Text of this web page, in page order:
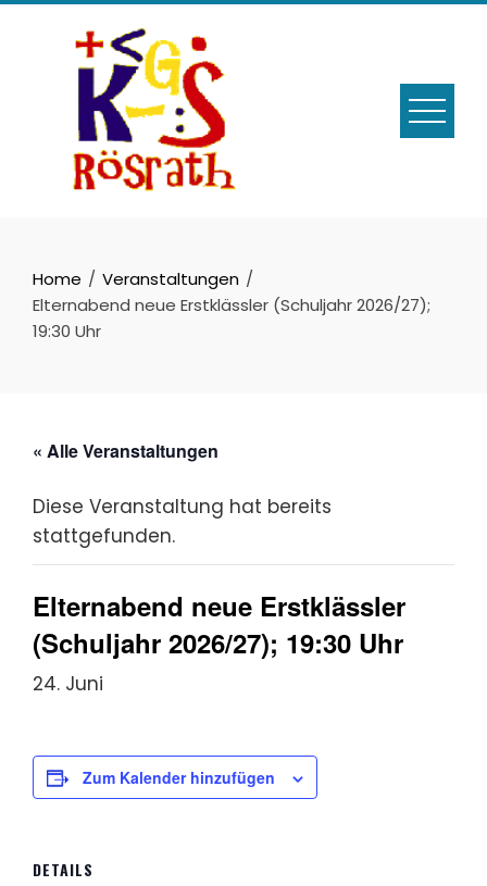
Skip
Home
Veranstaltungen
Elternabend neue Erstklässler (Schuljahr 2026/27);
19:30 Uhr
« Alle Veranstaltungen
Diese Veranstaltung hat bereits
stattgefunden.
Elternabend neue Erstklässler
(Schuljahr 2026/27); 19:30 Uhr
24. Juni
Zum Kalender hinzufügen
DETAILS